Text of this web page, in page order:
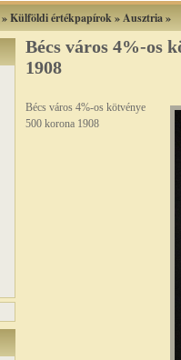
»Külföldi értékpapírok»Ausztria»
Bécs város 4%-os
1908
Bécs város 4%-os kötvénye
500 korona 1908